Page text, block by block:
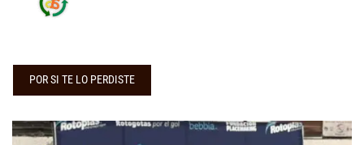
POR SI TE LO PERDISTE